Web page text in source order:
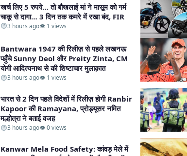
खर्च लिए 5 रुपये… तो बौखलाई मां ने मासूम को गर्म
चाकू से दागा… 3 दिन तक कमरे में रखा बंद, FIR​
3 hours ago👁 1 views
Bantwara 1947 की रिलीज़ से पहले लखनऊ
पहुँचे Sunny Deol और Preity Zinta, CM
योगी आदित्यनाथ से की शिष्टाचार मुलाक़ात​
3 hours ago👁 1 views
भारत से 2 दिन पहले विदेशों में रिलीज़ होगी Ranbir
Kapoor की Ramayana, प्रोड्यूसर नमित
मल्होत्रा ने बताई वजह​
3 hours ago👁 0 views
Kanwar Mela Food Safety: कांवड़ मेले में